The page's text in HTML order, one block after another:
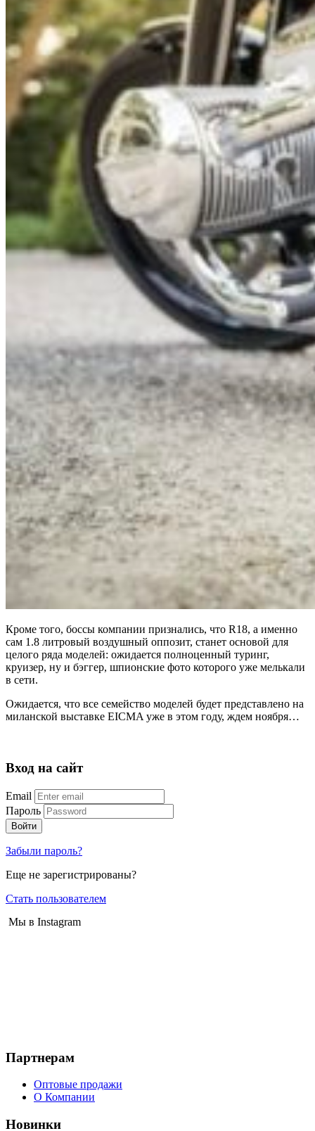
Кроме того, боссы компании признались, что R18, а именно
сам 1.8 литровый воздушный оппозит, станет основой для
целого ряда моделей: ожидается полноценный туринг,
круизер, ну и бэггер, шпионские фото которого уже мелькали
в сети.
Ожидается, что все семейство моделей будет представлено на
миланской выставке EICMA уже в этом году, ждем ноября…
Вход на сайт
Email
Пароль
Войти
Забыли пароль?
Еще не зарегистрированы?
Стать пользователем
Мы в Instagram
Партнерам
Оптовые продажи
О Компании
Новинки